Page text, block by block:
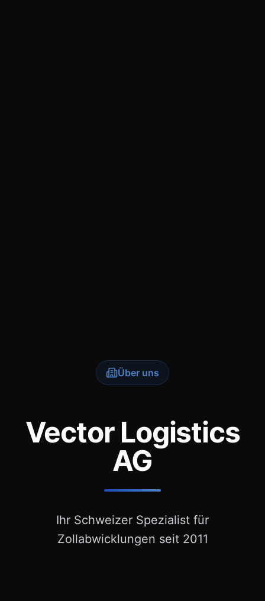
Über uns
Vector Logistics
AG
Ihr Schweizer Spezialist für
Zollabwicklungen seit 2011